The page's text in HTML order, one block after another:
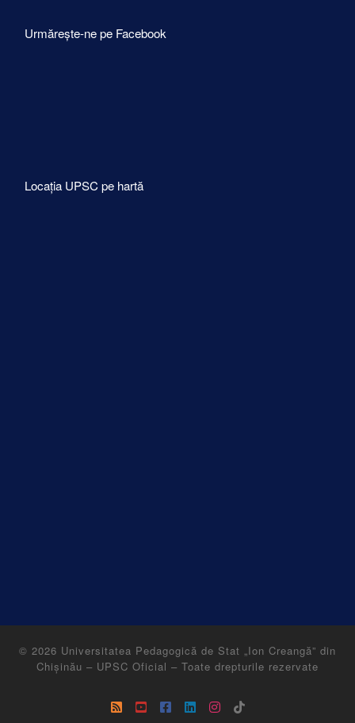
Urmărește-ne pe Facebook
Locația UPSC pe hartă
© 2026 Universitatea Pedagogică de Stat „Ion Creangă” din
Chișinău – UPSC Oficial – Toate drepturile rezervate